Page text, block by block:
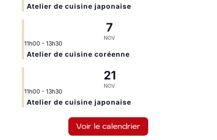
Atelier de cuisine japonaise
7
NOV
11h00 - 13h30
Atelier de cuisine coréenne
21
NOV
11h00 - 13h30
Atelier de cuisine japonaise
Voir le calendrier